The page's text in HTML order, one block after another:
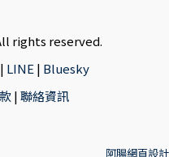
rights reserved.
| LINE | Bluesky
|聯絡資訊
阿腸網頁設計